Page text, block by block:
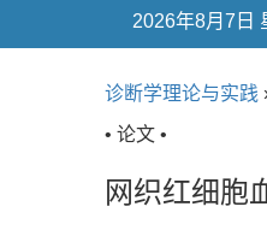
2026年8月7日
诊断学理论与实践
• 论文 •
网织红细胞